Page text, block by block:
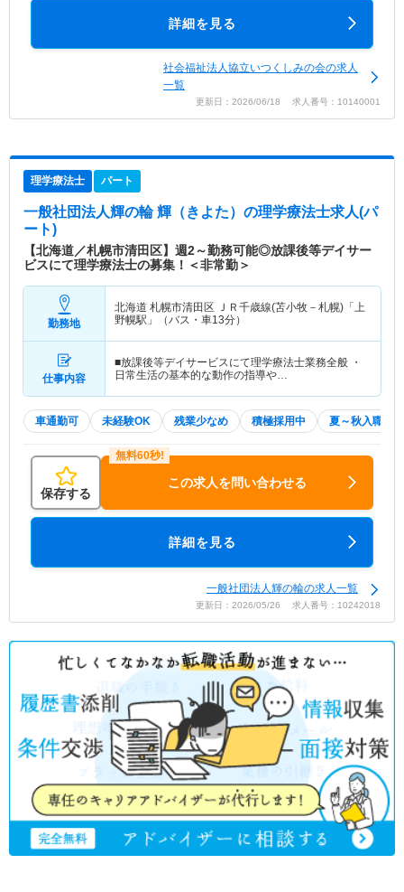
詳細を見る
社会福祉法人協立いつくしみの会の求人
一覧
更新日：2026/06/18 求人番号：10140001
理学療法士 パート
一般社団法人輝の輪 輝（きよた） の理学療法士求人(パ
ート)
【北海道／札幌市清田区】週2～勤務可能◎放課後等デイサー
ビスにて理学療法士の募集！＜非常勤＞
勤務地
北海道 札幌市清田区 ＪＲ千歳線(苫小牧－札幌)「上
野幌駅」（バス・車13分）
仕事内容
■放課後等デイサービスにて理学療法士業務全般 ・
日常生活の基本的な動作の指導や…
車通勤可 未経験OK 残業少なめ 積極採用中 夏～秋入職可
保存する
この求人を問い合わせる
詳細を見る
一般社団法人輝の輪の求人一覧
更新日：2026/05/26 求人番号：10242018